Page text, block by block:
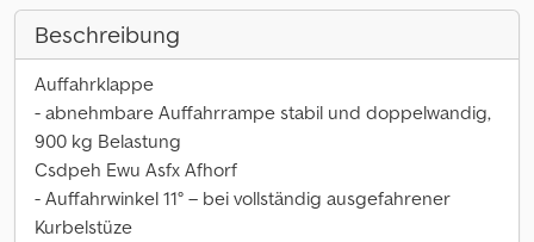
Beschreibung
Auffahrklappe
- abnehmbare Auffahrrampe stabil und doppelwandig,
900 kg Belastung
Csdpeh Ewu Asfx Afhorf
- Auffahrwinkel 11° – bei vollständig ausgefahrener
Kurbelstüze